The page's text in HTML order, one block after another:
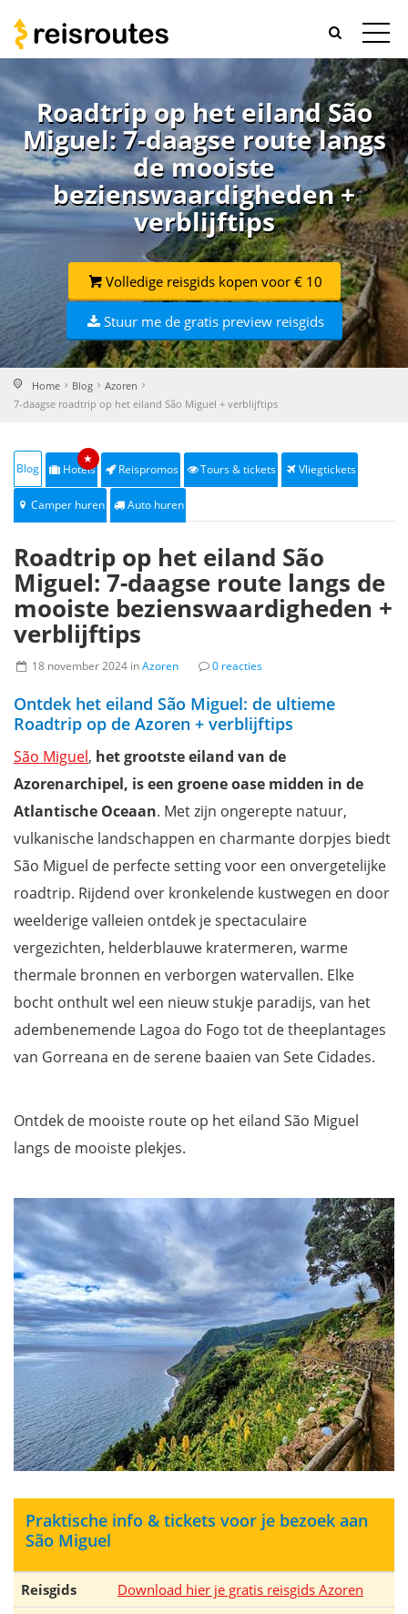
Roadtrip op het eiland São
Miguel: 7-daagse route langs
de mooiste
bezienswaardigheden +
verblijftips
Volledige reisgids kopen voor € 10
Stuur me de gratis preview reisgids
Home Blog
Azoren
7-daagse roadtrip op het eiland São Miguel + verblijftips
Blog Hotels
★
Reispromos Tours & tickets Vliegtickets
Camper huren Auto huren
Roadtrip op het eiland São
Miguel: 7-daagse route langs de
mooiste bezienswaardigheden +
verblijftips
18 november 2024 inAzoren 0 reacties
Ontdek het eiland São Miguel: de ultieme
Roadtrip op de Azoren + verblijftips
São Miguel, het grootste eiland van de
Azorenarchipel, is een groene oase midden in de
Atlantische Oceaan. Met zijn ongerepte natuur,
vulkanische landschappen en charmante dorpjes biedt
São Miguel de perfecte setting voor een onvergetelijke
roadtrip. Rijdend over kronkelende kustwegen en door
weelderige valleien ontdek je spectaculaire
vergezichten, helderblauwe kratermeren, warme
thermale bronnen en verborgen watervallen. Elke
bocht onthult wel een nieuw stukje paradijs, van het
adembenemende Lagoa do Fogo tot de theeplantages
van Gorreana en de serene baaien van Sete Cidades.
Ontdek de mooiste route op het eiland São Miguel
langs de mooiste plekjes.
Praktische info & tickets voor je bezoek aan
São Miguel
Reisgids
Download hier je gratis reisgids Azoren